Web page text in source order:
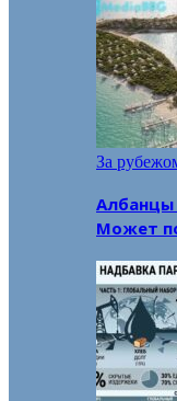
За
Албанцы
Может